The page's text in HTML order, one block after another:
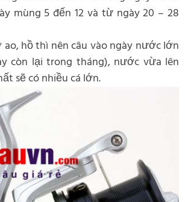
mùng 5 đến 12 và từ ngày 20 – 28
ao, hồ thì nên câu vào ngày nước lớn
còn lại trong tháng), nước vừa lên
sẽ có nhiều cá lớn.